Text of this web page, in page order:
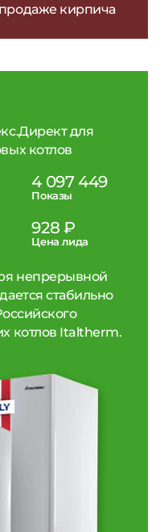
кирпича
для
котлов
4 097 449
Показы
928 ₽
Цена лида
непрерывной
стабильно
котлов Italtherm.